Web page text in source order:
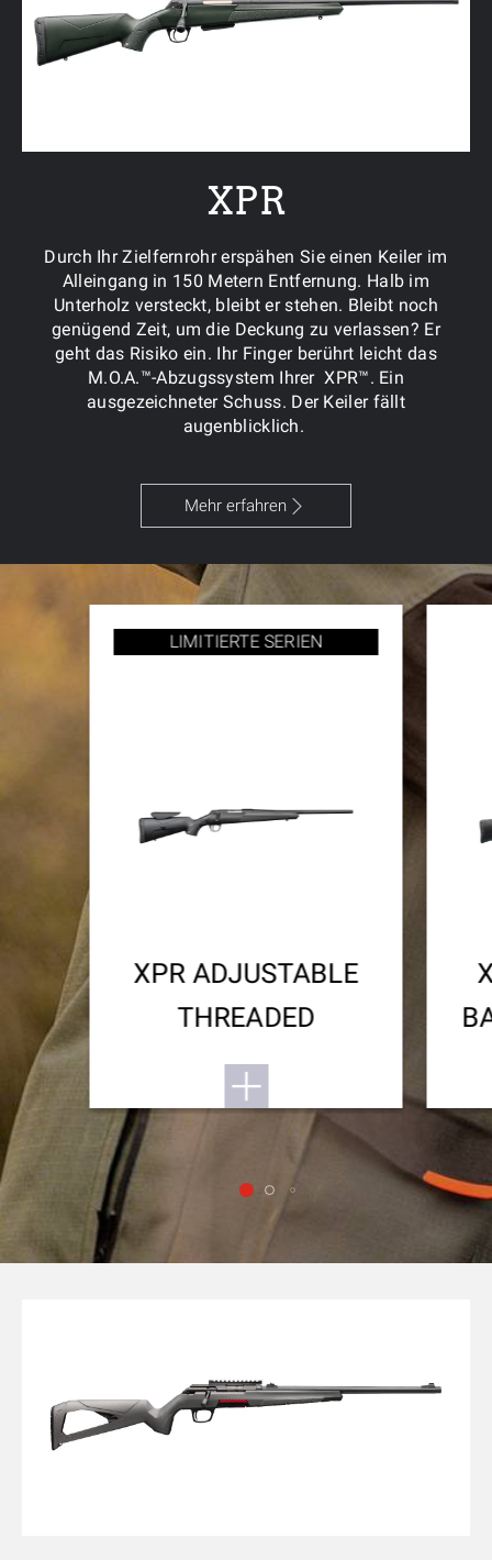
XPR
Durch Ihr Zielfernrohr erspähen Sie einen Keiler im
Alleingang in 150 Metern Entfernung. Halb im
Unterholz versteckt, bleibt er stehen. Bleibt noch
genügend Zeit, um die Deckung zu verlassen? Er
geht das Risiko ein. Ihr Finger berührt leicht das
M.O.A.™-Abzugssystem Ihrer XPR™. Ein
ausgezeichneter Schuss. Der Keiler fällt
augenblicklich.
Mehr erfahren
LIMITIERTE SERIEN
XPR ADJUSTABLE
THREADED